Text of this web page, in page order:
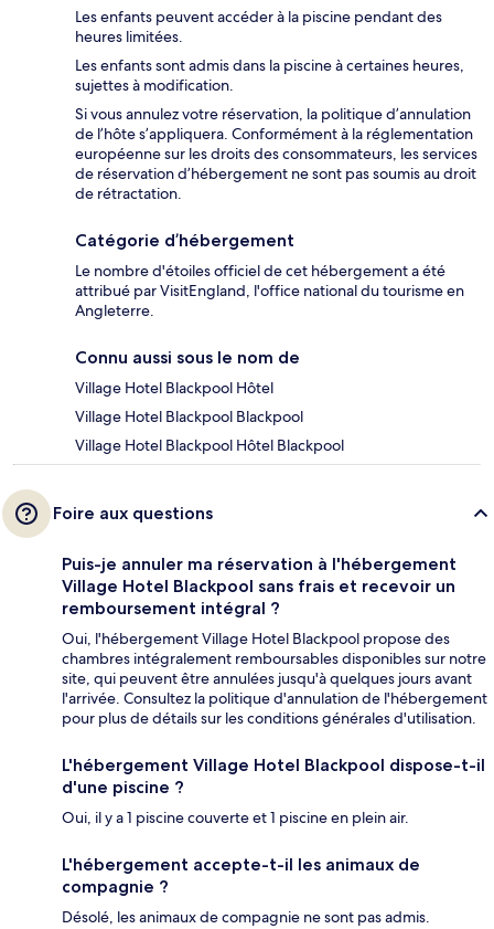
Les enfants peuvent accéder à la piscine pendant des
heures limitées.
Les enfants sont admis dans la piscine à certaines heures,
sujettes à modification.
Si vous annulez votre réservation, la politique d’annulation
de l’hôte s’appliquera. Conformément à la réglementation
européenne sur les droits des consommateurs, les services
de réservation d’hébergement ne sont pas soumis au droit
de rétractation.
Catégorie d’hébergement
Le nombre d'étoiles officiel de cet hébergement a été
attribué par VisitEngland, l'office national du tourisme en
Angleterre.
Connu aussi sous le nom de
Village Hotel Blackpool Hôtel
Village Hotel Blackpool Blackpool
Village Hotel Blackpool Hôtel Blackpool
Foire aux questions
Puis-je annuler ma réservation à l'hébergement
Village Hotel Blackpool sans frais et recevoir un
remboursement intégral ?
Oui, l'hébergement Village Hotel Blackpool propose des
chambres intégralement remboursables disponibles sur notre
site, qui peuvent être annulées jusqu'à quelques jours avant
l'arrivée. Consultez la politique d'annulation de l'hébergement
pour plus de détails sur les conditions générales d'utilisation.
L'hébergement Village Hotel Blackpool dispose-t-il
d'une piscine ?
Oui, il y a 1 piscine couverte et 1 piscine en plein air.
L'hébergement accepte-t-il les animaux de
compagnie ?
Désolé, les animaux de compagnie ne sont pas admis.